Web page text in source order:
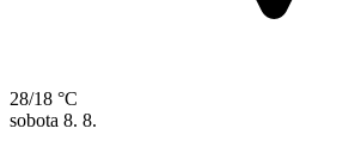
28/18 °C
sobota 8. 8.